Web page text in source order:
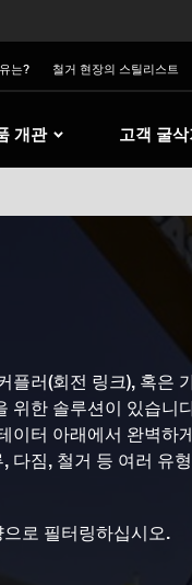
는? 철거 현장의 스틸리스트
개관 고객 굴삭
to Sweden
to Japan
플러(회전 링크), 혹은
위한 솔루션이 있습니
이터 아래에서 완벽하
다짐, 철거 등 여러 유형
로 필터링하십시오.